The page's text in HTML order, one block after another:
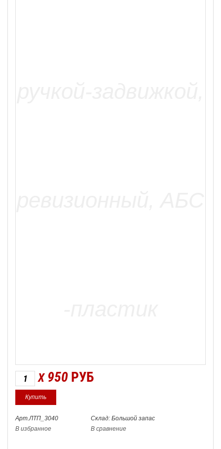
X 950 РУБ
Арт.ЛТП_3040
Склад: Большой запас
В избранное
В сравнение